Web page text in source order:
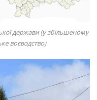
держави (у збільшеному
воєводство)